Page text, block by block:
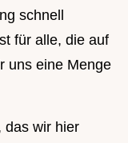
schnell
für alle, die auf
uns eine Menge
das wir hier